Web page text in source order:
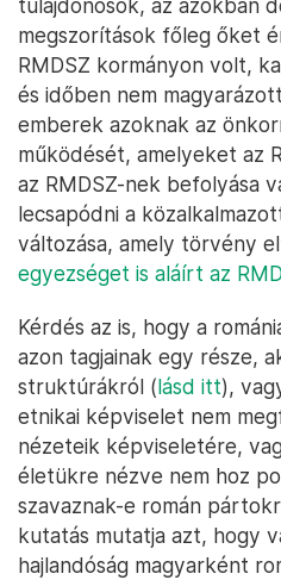
tulajdonosok, az azokban
megszorítások főleg őket
RMDSZ kormányon volt,
és időben nem
emberek azoknak az
működését, amelyeket az
az RMDSZ-nek befolyása
lecsapódni a
változása, amely törvény
egyezséget is aláírt az
Kérdés az is, hogy a
azon tagjainak egy része,
struktúrákról (lásd itt),
etnikai képviselet nem
nézeteik képviseletére,
életükre nézve nem hoz
szavaznak-e román
kutatás mutatja azt, hogy
hajlandóság magyarként